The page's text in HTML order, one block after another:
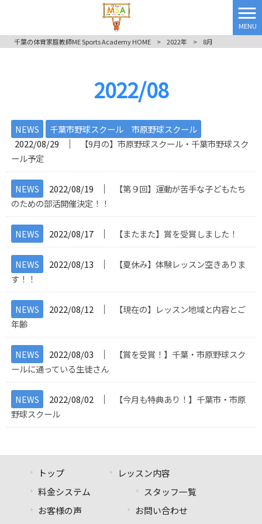
MENU
千葉の体育家庭教師ME Sports Academy HOME
> 2022年 > 8月
2022/08
NEWS
千葉市野球スクール 市原野球スクール
2022/08/29
│
【9月の】市原野球スクール・千葉市野球スク
ール予定
NEWS 2022/08/19 │
【第９回】運動が苦手な子どもたち
のための部活開催決定！！
NEWS 2022/08/17 │ 【またまた】賞を受賞しました！
NEWS 2022/08/13 │
【夏休み】体験レッスン空きありま
す！！
NEWS 2022/08/12 │
【現在の】レッスン地域と内容とご
年齢
NEWS 2022/08/03 │
【賞を受賞！】千葉・市原野球スク
ールに通っている生徒さん
NEWS 2022/08/02 │
【今月も特典あり！】千葉市・市原
野球スクール
トップ
レッスン内容
料金システム
スタッフ一覧
お客様の声
お問い合わせ